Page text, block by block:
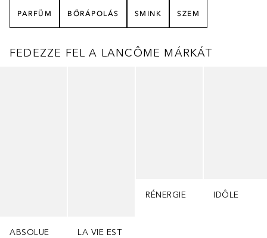
PARFÜM BŐRÁPOLÁS SMINK SZEM
FEDEZZE FEL A LANCÔME MÁRKÁT
ABSOLUE
LA VIE EST
RÉNERGIE IDÔLE